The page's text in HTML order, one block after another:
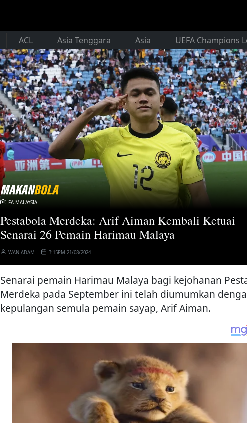
ACL Asia Tenggara Asia UEFA Champions
FA MALAYSIA
Pestabola Merdeka: Arif Aiman Kembali Ketuai
Senarai 26 Pemain Harimau Malaya
WAN ADAM 3:15PM 21/08/2024
Senarai pemain Harimau Malaya bagi kejohanan
Merdeka pada September ini telah diumumkan
kepulangan semula pemain sayap, Arif Aiman.